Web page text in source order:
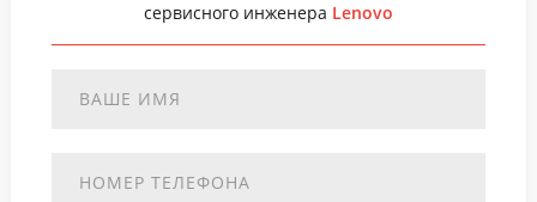
сервисного инженера Lenovo